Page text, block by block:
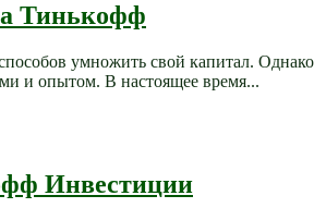
Тинькофф
умножить свой капитал.
и опытом. В настоящее время...
Инвестиции